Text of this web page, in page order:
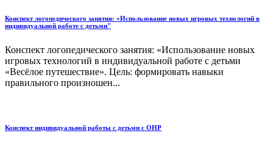
Конспект логопедического занятия: «Использование новых игровых технологий в
индивидуальной работе с детьми"
Конспект логопедического занятия: «Использование новых
игровых технологий в индивидуальной работе с детьми
«Весёлое путешествие». Цель: формировать навыки
правильного произношен...
Конспект индивидуальной работы с детьми с ОНР